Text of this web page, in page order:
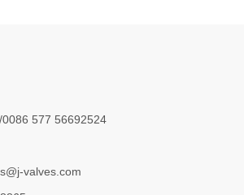
de compuerta son una de las válvulas de
577 56692524
valves.com